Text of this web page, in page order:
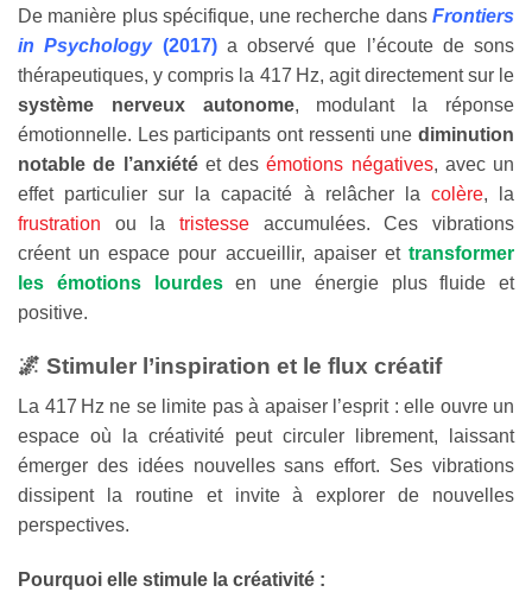
De manière plus spécifique, une recherche dans Frontiers
in Psychology(2017)a observé que l’écoute de sons
thérapeutiques, y compris la 417 Hz, agit directement sur le
système nerveux autonome, modulant la réponse
émotionnelle. Les participants ont ressenti une diminution
notable de l’anxiétéet desémotions négatives, avec un
effet particulier sur la capacité à relâcher la colère, la
frustration ou la tristesse accumulées. Ces vibrations
créent un espace pour accueillir, apaiser et transformer
les émotions lourdes
en une énergie plus fluide et
positive.
🌌 Stimuler l’inspiration et le flux créatif
La 417 Hz ne se limite pas à apaiser l’esprit : elle ouvre un
espace où la créativité peut circuler librement, laissant
émerger des idées nouvelles sans effort. Ses vibrations
dissipent la routine et invite à explorer de nouvelles
perspectives.
Pourquoi elle stimule la créativité :